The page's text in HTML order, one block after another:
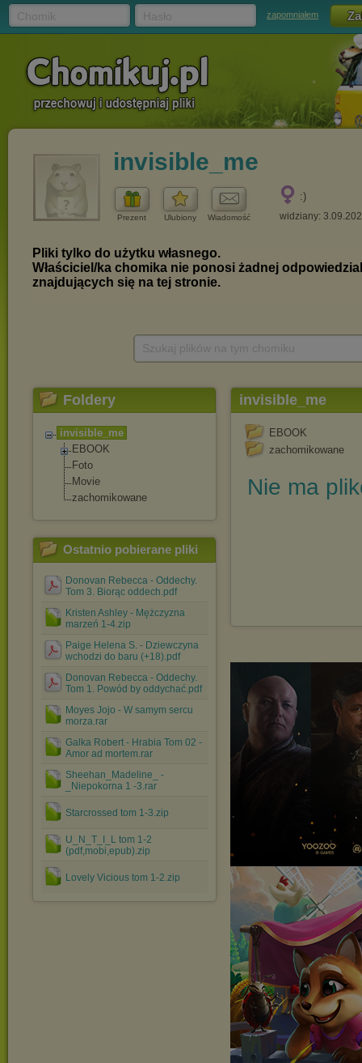
zapomniałem
invisible_me
Prezent Ulubiony Wiadomość
:)
widziany:
Foldery
invisible_me
EBOOK
Foto
Movie
zachomikowane
Ostatnio pobierane pliki
Donovan Rebecca - Oddechy.
Tom 3. Biorąc oddech.pdf
Kristen Ashley - Mężczyzna
marzeń 1-4.zip
Paige Helena S. - Dziewczyna
wchodzi do baru (+18).pdf
Donovan Rebecca - Oddechy.
Tom 1. Powód by oddychać.pdf
Moyes Jojo - W samym sercu
morza.rar
Galka Robert - Hrabia Tom 02 -
Amor ad mortem.rar
Sheehan_Madeline_ -
_Niepokorna 1 -3.rar
Starcrossed tom 1-3.zip
U_N_T_I_L tom 1-2
(pdf,mobi,epub).zip
Lovely Vicious tom 1-2.zip
invisible_me
EBOOK
zachomikowane
Nie ma